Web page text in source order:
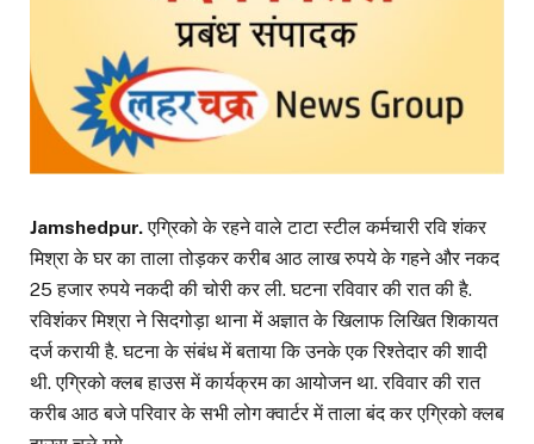
Jamshedpur.एग्रिको के रहने वाले टाटा स्टील कर्मचारी रवि शंकर
मिश्रा के घर का ताला तोड़कर करीब आठ लाख रुपये के गहने और नकद
25 हजार रुपये नकदी की चोरी कर ली. घटना रविवार की रात की है.
रविशंकर मिश्रा ने सिदगोड़ा थाना में अज्ञात के खिलाफ लिखित शिकायत
दर्ज करायी है. घटना के संबंध में बताया कि उनके एक रिश्तेदार की शादी
थी. एग्रिको क्लब हाउस में कार्यक्रम का आयोजन था. रविवार की रात
करीब आठ बजे परिवार के सभी लोग क्वार्टर में ताला बंद कर एग्रिको क्लब